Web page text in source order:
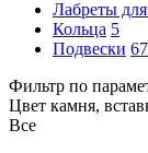
Лабреты
Кольца 5
Подвески 67
Фильтр по
Цвет камня,
Все